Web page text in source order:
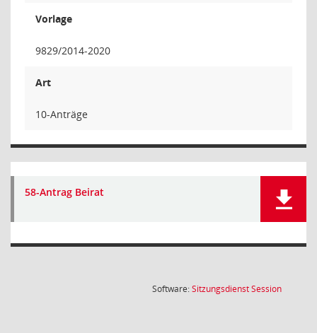
Vorlage
9829/2014-2020
Art
10-Anträge
58-Antrag Beirat
Software:SitzungsdienstSession(Wird in